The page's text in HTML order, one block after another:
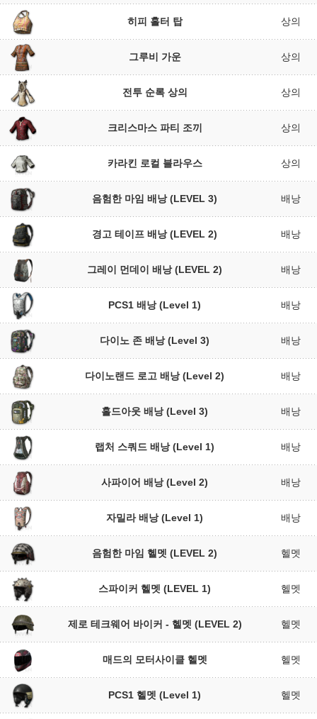
히피 홀터 탑 상의
그루비 가운 상의
전투 순록 상의 상의
크리스마스 파티 조끼 상의
카라킨 로컬 블라우스 상의
음험한 마임 배낭 (LEVEL 3) 배낭
경고 테이프 배낭 (LEVEL 2) 배낭
그레이 먼데이 배낭 (LEVEL 2) 배낭
PCS1 배낭 (Level 1) 배낭
다이노 존 배낭 (Level 3) 배낭
다이노랜드 로고 배낭 (Level 2) 배낭
홀드아웃 배낭 (Level 3) 배낭
랩처 스쿼드 배낭 (Level 1) 배낭
사파이어 배낭 (Level 2) 배낭
자밀라 배낭 (Level 1) 배낭
음험한 마임 헬멧 (LEVEL 2) 헬멧
스파이커 헬멧 (LEVEL 1) 헬멧
제로 테크웨어 바이커 - 헬멧 (LEVEL 2) 헬멧
매드의 모터사이클 헬멧 헬멧
PCS1 헬멧 (Level 1) 헬멧